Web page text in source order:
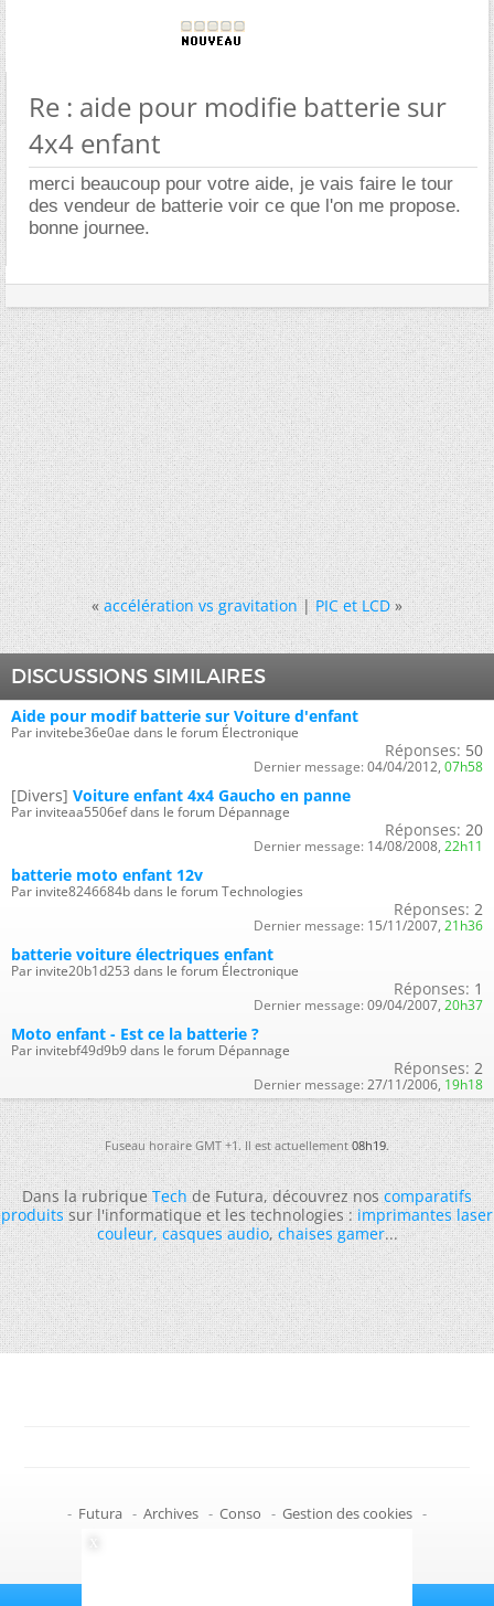
Re : aide pour modifie batterie sur
4x4 enfant
merci beaucoup pour votre aide, je vais faire le tour
des vendeur de batterie voir ce que l'on me propose.
bonne journee.
« accélération vs gravitation|PIC et LCD »
DISCUSSIONS SIMILAIRES
Aide pour modif batterie sur Voiture d'enfant
Par invitebe36e0ae dans le forum Électronique
Réponses: 50
Dernier message: 04/04/2012, 07h58
[Divers] Voiture enfant 4x4 Gaucho en panne
Par inviteaa5506ef dans le forum Dépannage
Réponses: 20
Dernier message: 14/08/2008, 22h11
batterie moto enfant 12v
Par invite8246684b dans le forum Technologies
Réponses: 2
Dernier message: 15/11/2007, 21h36
batterie voiture électriques enfant
Par invite20b1d253 dans le forum Électronique
Réponses: 1
Dernier message: 09/04/2007, 20h37
Moto enfant - Est ce la batterie ?
Par invitebf49d9b9 dans le forum Dépannage
Réponses: 2
Dernier message: 27/11/2006, 19h18
Fuseau horaire GMT +1. Il est actuellement08h19.
Dans la rubriqueTechde Futura, découvrez noscomparatifs
produitssur l'informatique et les technologies :imprimantes laser
couleur,casques audio,chaises gamer...
- Futura - Archives - Conso - Gestion des cookies -